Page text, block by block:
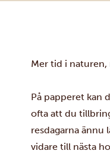
Mer tid i naturen,
På papperet kan
ofta att du
resdagarna ännu
vidare till nästa